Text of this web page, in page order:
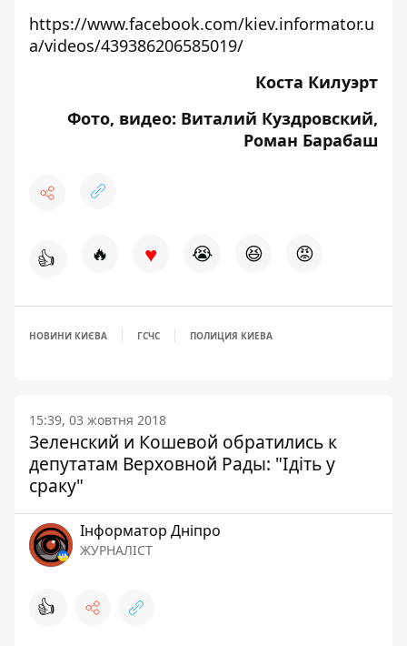
https://www.facebook.com/kiev.informator.u
a/videos/439386206585019/
Коста Килуэрт
Фото, видео: Виталий Куздровский,
Роман Барабаш
👍 🔥 ♥ 😭 😆 😡
НОВИНИ КИЄВА ГСЧС ПОЛИЦИЯ КИЕВА
15:39, 03 жовтня 2018
Зеленский и Кошевой обратились к
депутатам Верховной Рады: "Ідіть у
сраку"
Інформатор Дніпро
ЖУРНАЛІСТ
👍